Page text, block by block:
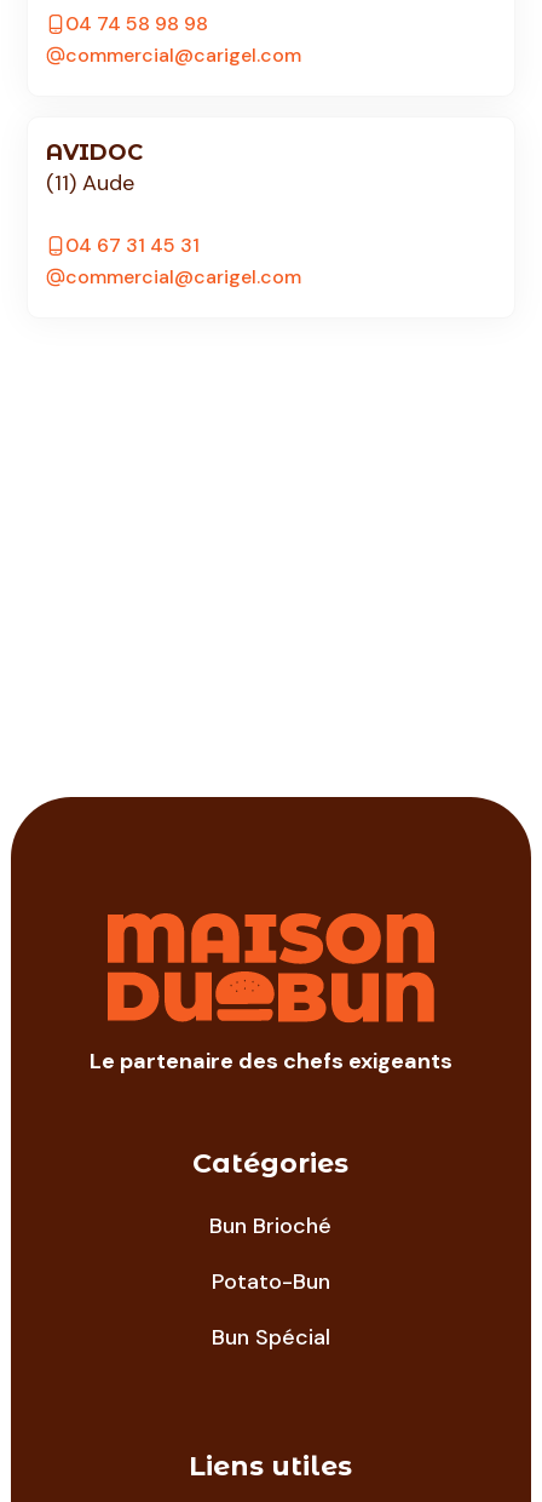
04 74 58 98 98
commercial@carigel.com
AVIDOC
(11) Aude
04 67 31 45 31
commercial@carigel.com
Le partenaire des chefs exigeants
Catégories
Bun Brioché
Potato-Bun
Bun Spécial
Liens utiles